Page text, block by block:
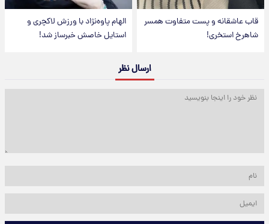
قاب عاشقانه و پست متفاوت همسر
شاهرخ استخری!
الهام پاوه‌نژاد با ورزش لاکچری و
استایل خاصش خبرساز شد!
ارسال نظر